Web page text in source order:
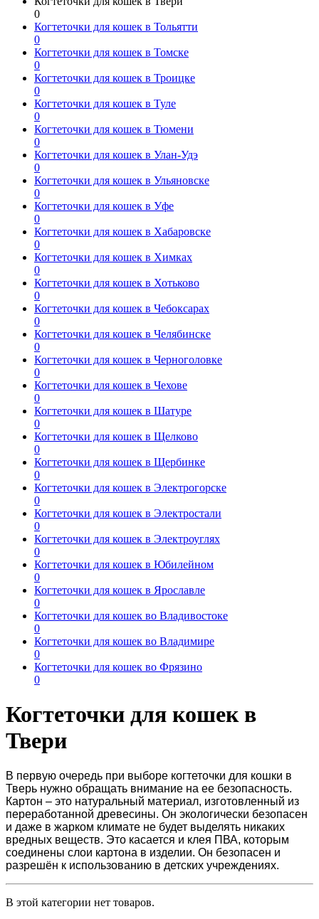
0
Когтеточки для кошек в Тольятти
0
Когтеточки для кошек в Томске
0
Когтеточки для кошек в Троицке
0
Когтеточки для кошек в Туле
0
Когтеточки для кошек в Тюмени
0
Когтеточки для кошек в Улан-Удэ
0
Когтеточки для кошек в Ульяновске
0
Когтеточки для кошек в Уфе
0
Когтеточки для кошек в Хабаровске
0
Когтеточки для кошек в Химках
0
Когтеточки для кошек в Хотьково
0
Когтеточки для кошек в Чебоксарах
0
Когтеточки для кошек в Челябинске
0
Когтеточки для кошек в Черноголовке
0
Когтеточки для кошек в Чехове
0
Когтеточки для кошек в Шатуре
0
Когтеточки для кошек в Щелково
0
Когтеточки для кошек в Щербинке
0
Когтеточки для кошек в Электрогорске
0
Когтеточки для кошек в Электростали
0
Когтеточки для кошек в Электроуглях
0
Когтеточки для кошек в Юбилейном
0
Когтеточки для кошек в Ярославле
0
Когтеточки для кошек во Владивостоке
0
Когтеточки для кошек во Владимире
0
Когтеточки для кошек во Фрязино
0
Когтеточки для кошек в
Твери
В первую очередь при выборе когтеточки для кошки в
Тверь нужно обращать внимание на ее безопасность.
Картон – это натуральный материал, изготовленный из
переработанной древесины. Он экологически безопасен
и даже в жарком климате не будет выделять никаких
вредных веществ. Это касается и клея ПВА, которым
соединены слои картона в изделии. Он безопасен и
разрешён к использованию в детских учреждениях.
В этой категории нет товаров.